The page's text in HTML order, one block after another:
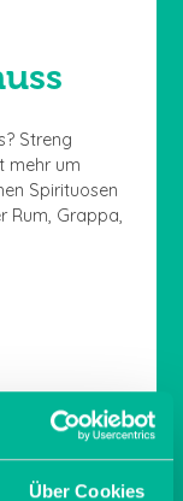
Über Cookies
Streng
mehr um
Spirituosen
Rum, Grappa,
Du ihn in
Woche im
auch